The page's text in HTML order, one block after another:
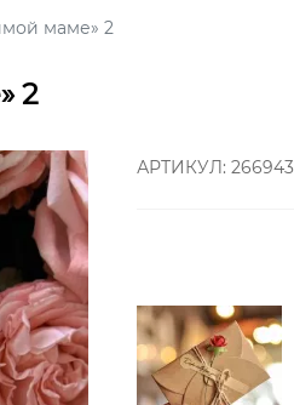
маме» 2
2
АРТИКУЛ: 266943